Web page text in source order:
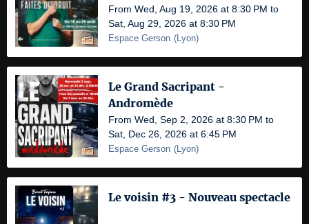
From Wed, Aug 19, 2026 at 8:30 PM to
Sat, Aug 29, 2026 at 8:30 PM
Espace Gerson (Lyon)
Le Grand Sacripant -
Andromède
From Wed, Sep 2, 2026 at 8:30 PM to
Sat, Dec 26, 2026 at 6:45 PM
Espace Gerson (Lyon)
Le voisin #3 - Nouveau spectacle